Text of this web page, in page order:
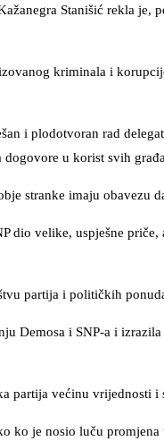
Stanišić rekla
kriminala i
i plodotvoran rad
u korist svih
stranke imaju obavezu
dio velike, uspješne
partija i političkih
Demosa i SNP-a i
partija većinu vrijednosti i
ko je nosio luču